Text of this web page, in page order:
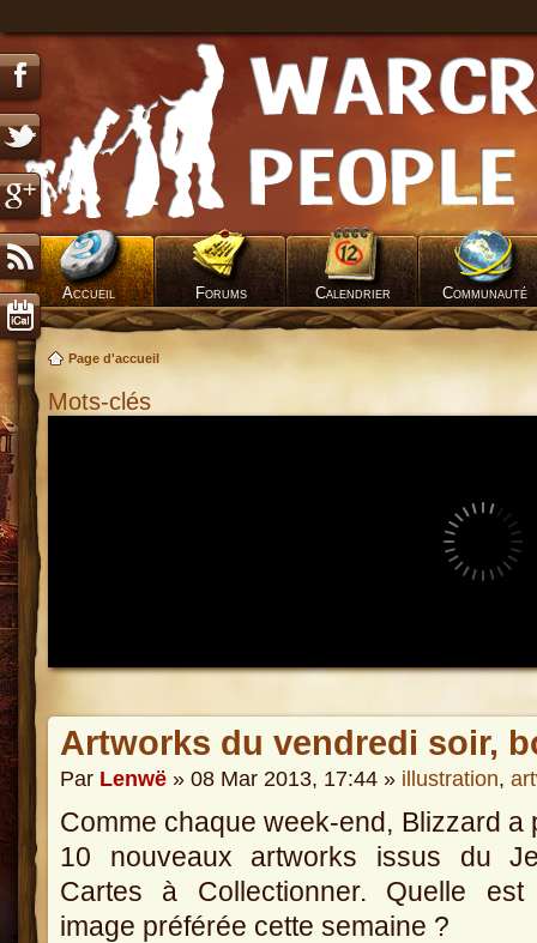
Accueil Forums Calendrier Communauté
Page d'accueil
Mots-clés
Artworks du vendredi soir,
Par Lenwë » 08 Mar 2013, 17:44 » illustration,
Comme chaque week-end, Blizzard a
10 nouveaux artworks issus du
Cartes à Collectionner. Quelle est
image préférée cette semaine ?